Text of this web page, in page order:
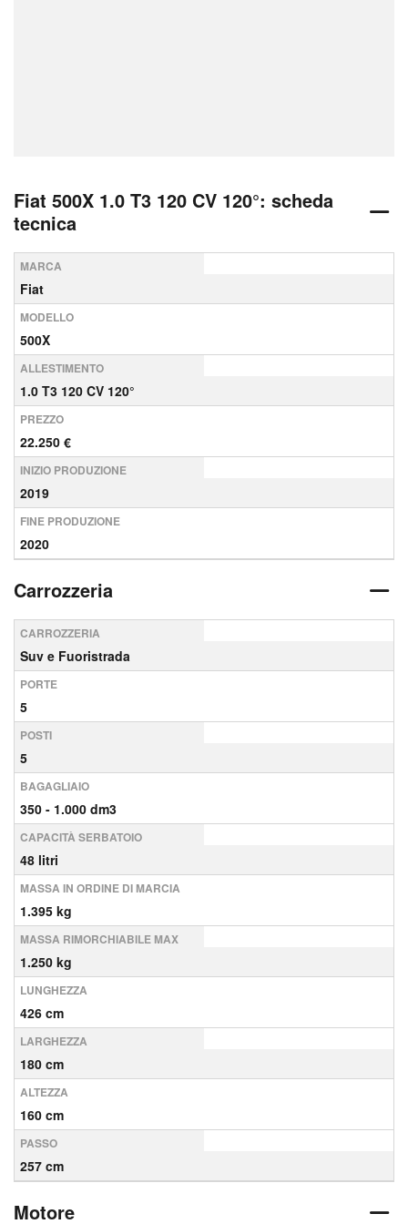
Fiat 500X 1.0 T3 120 CV 120°: scheda
tecnica
MARCA
Fiat
MODELLO
500X
ALLESTIMENTO
1.0 T3 120 CV 120°
PREZZO
22.250 €
INIZIO PRODUZIONE
2019
FINE PRODUZIONE
2020
Carrozzeria
CARROZZERIA
Suv e Fuoristrada
PORTE
5
POSTI
5
BAGAGLIAIO
350 - 1.000 dm3
CAPACITÀ SERBATOIO
48 litri
MASSA IN ORDINE DI MARCIA
1.395 kg
MASSA RIMORCHIABILE MAX
1.250 kg
LUNGHEZZA
426 cm
LARGHEZZA
180 cm
ALTEZZA
160 cm
PASSO
257 cm
Motore